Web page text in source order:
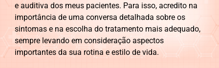
e auditiva dos meus pacientes. Para isso, acredito na
importância de uma conversa detalhada sobre os
sintomas e na escolha do tratamento mais adequado,
sempre levando em consideração aspectos
importantes da sua rotina e estilo de vida.